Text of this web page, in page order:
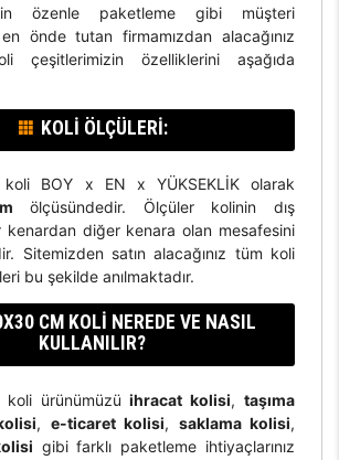
özenle paketleme gibi müşteri
önde tutan firmamızdan alacağınız
çeşitlerimizin özelliklerini aşağıda
KOLI ÖLÇÜLERI:
BOY x EN x YÜKSEKLİK olarak
ölçüsündedir. Ölçüler kolinin dış
diğer kenara olan mesafesini
Sitemizden satın alacağınız tüm koli
bu şekilde anılmaktadır.
CM KOLI NEREDE VE NASIL
KULLANILIR?
ürünümüzüihracat kolisi,taşıma
, e-ticaret kolisi, saklama kolisi,
gibi farklı paketleme ihtiyaçlarınız